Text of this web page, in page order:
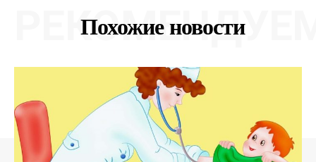
Похожие новости